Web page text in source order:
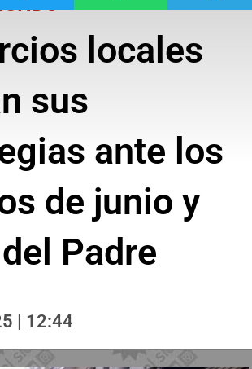
locales
sus
ante los
de junio y
Padre
| 12:44